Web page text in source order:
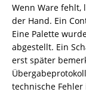
Wenn Ware
der Hand. Ein
Eine Palette
abgestellt. Ein
erst später
technische